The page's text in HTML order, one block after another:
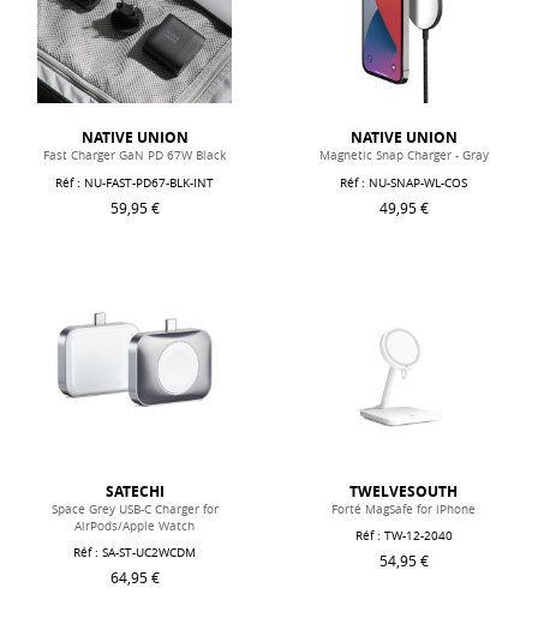
NATIVE UNION
Fast Charger GaN PD 67W Black
Réf : NU-FAST-PD67-BLK-INT
59,95 €
NATIVE UNION
Magnetic Snap Charger - Gray
Réf : NU-SNAP-WL-COS
49,95 €
SATECHI
Space Grey USB-C Charger for
AirPods/Apple Watch
Réf : SA-ST-UC2WCDM
64,95 €
TWELVESOUTH
Forté MagSafe for iPhone
Réf : TW-12-2040
54,95 €